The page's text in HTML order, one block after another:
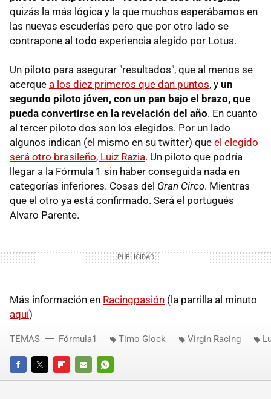
quizás la más lógica y la que muchos esperábamos en
las nuevas escuderías pero que por otro lado se
contrapone al todo experiencia alegido por Lotus.
Un piloto para asegurar "resultados", que al menos se
acerque a los diez primeros que dan puntos, y un
segundo piloto jóven, con un pan bajo el brazo, que
pueda convertirse en la revelación del año. En cuanto
al tercer piloto dos son los elegidos. Por un lado
algunos indican (el mismo en su twitter) que el elegido
será otro brasileño, Luiz Razia. Un piloto que podría
llegar a la Fórmula 1 sin haber conseguida nada en
categorías inferiores. Cosas del Gran Circo. Mientras
que el otro ya está confirmado. Será el portugués
Alvaro Parente.
Más información en Racingpasión (la parrilla al minuto
aquí)
FACEBOOKTWITTERFLIPBOARD
E-
WHATSAPP
TEMAS Fórmula1 Timo Glock Virgin Racing